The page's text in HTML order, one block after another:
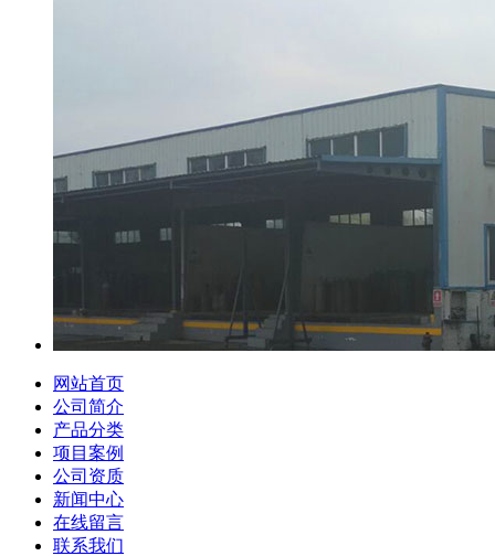
网站首页
公司简介
产品分类
项目案例
公司资质
新闻中心
在线留言
联系我们